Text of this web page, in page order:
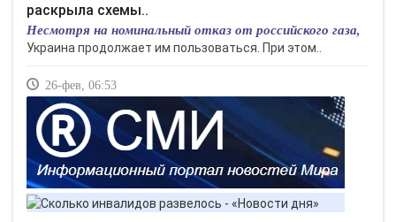
раскрыла схемы..
Несмотря на номинальный отказ от российского газа,
Украина продолжает им пользоваться. При этом..
26-фев, 06:53